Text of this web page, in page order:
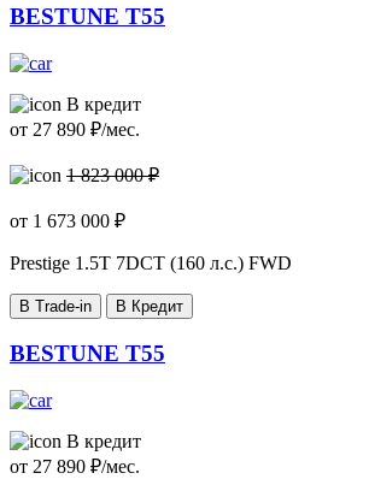
BESTUNE T55
В кредит
от 27 890 ₽/мес.
1 823 000 ₽
от 1 673 000 ₽
Prestige 1.5T 7DCT (160 л.с.) FWD
В Trade-in В Кредит
BESTUNE T55
В кредит
от 27 890 ₽/мес.